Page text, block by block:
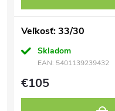
Veľkosť: 33/30
Skladom
EAN: 5401139239432
€105